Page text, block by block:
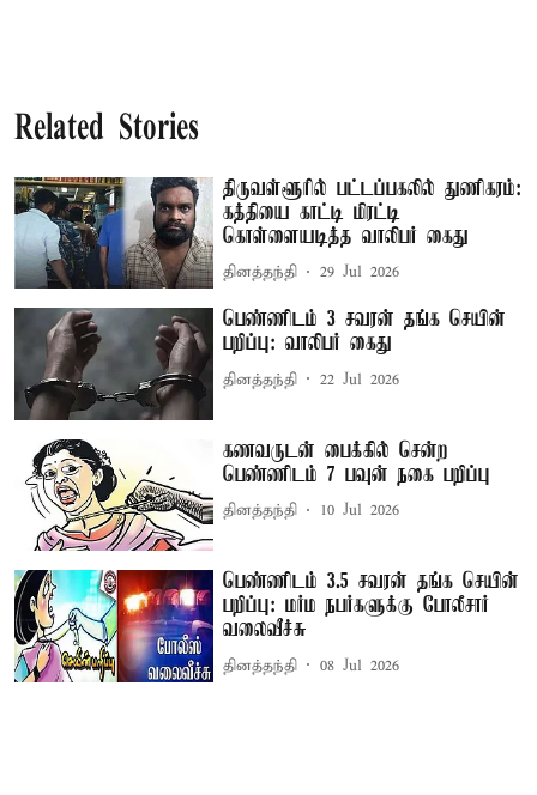
Related Stories
திருவள்ளூரில் பட்டப்பகலில் துணிகரம்:
கத்தியை காட்டி மிரட்டி
கொள்ளையடித்த வாலிபர் கைது
தினத்தந்தி 29 Jul 2026
பெண்ணிடம் 3 சவரன் தங்க செயின்
பறிப்பு: வாலிபர் கைது
தினத்தந்தி 22 Jul 2026
கணவருடன் பைக்கில் சென்ற
பெண்ணிடம் 7 பவுன் நகை பறிப்பு
தினத்தந்தி 10 Jul 2026
பெண்ணிடம் 3.5 சவரன் தங்க செயின்
பறிப்பு: மர்ம நபர்களுக்கு போலீசார்
வலைவீச்சு
தினத்தந்தி 08 Jul 2026